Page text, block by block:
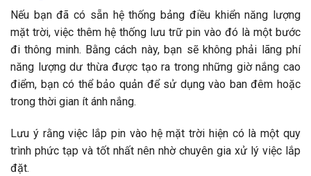
Nếu bạn đã có sẵn hệ thống bảng điều khiển năng lượng
mặt trời, việc thêm hệ thống lưu trữ pin vào đó là một bước
đi thông minh. Bằng cách này, bạn sẽ không phải lãng phí
năng lượng dư thừa được tạo ra trong những giờ nắng cao
điểm, bạn có thể bảo quản để sử dụng vào ban đêm hoặc
trong thời gian ít ánh nắng.
Lưu ý rằng việc lắp pin vào hệ mặt trời hiện có là một quy
trình phức tạp và tốt nhất nên nhờ chuyên gia xử lý việc lắp
đặt.